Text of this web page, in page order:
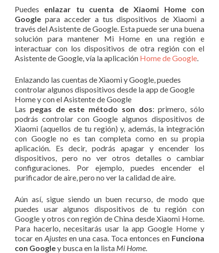
Puedes enlazar tu cuenta de Xiaomi Home con
Google para acceder a tus dispositivos de Xiaomi a
través del Asistente de Google. Esta puede ser una buena
solución para mantener Mi Home en una región e
interactuar con los dispositivos de otra región con el
Asistente de Google, vía la aplicación Home de Google.
Enlazando las cuentas de Xiaomi y Google, puedes
controlar algunos dispositivos desde la app de Google
Home y con el Asistente de Google
Las pegas de este método son dos: primero, sólo
podrás controlar con Google algunos dispositivos de
Xiaomi (aquellos de tu región) y, además, la integración
con Google no es tan completa como en su propia
aplicación. Es decir, podrás apagar y encender los
dispositivos, pero no ver otros detalles o cambiar
configuraciones. Por ejemplo, puedes encender el
purificador de aire, pero no ver la calidad de aire.
Aún así, sigue siendo un buen recurso, de modo que
puedes usar algunos dispositivos de tu región con
Google y otros con región de China desde Xiaomi Home.
Para hacerlo, necesitarás usar la app Google Home y
tocar en Ajustes en una casa. Toca entonces en Funciona
con Googley busca en la lista Mi Home.